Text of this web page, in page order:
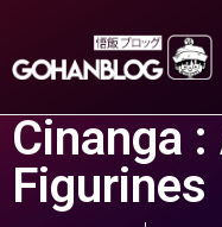
Cinanga
Figurines